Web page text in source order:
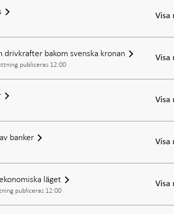
Visa
bakom svenska kronan
publiceras 12:00
Visa
Visa
banker Visa
läget
publiceras 12:00
Visa